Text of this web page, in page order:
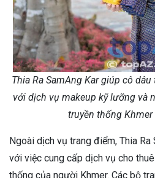
Thia Ra SamAng Kar giúp cô
với dịch vụ makeup kỹ lưỡng và
truyền thống Khmer
Ngoài dịch vụ trang điểm, Thia
với việc cung cấp dịch vụ cho
thống của người Khmer. Các bộ